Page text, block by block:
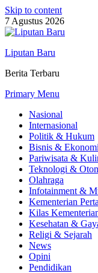
Skip to content
7 Agustus 2026
Liputan Baru
Berita Terbaru
Primary Menu
Nasional
Internasional
Politik & Hukum
Bisnis & Ekonomi
Pariwisata &
Teknologi &
Olahraga
Infotainment &
Kementerian
Kilas
Kesehatan &
Religi & Sejarah
News
Opini
Pendidikan